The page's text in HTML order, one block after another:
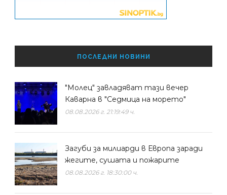
ПОСЛЕДНИ НОВИНИ
"Молец" завладяват тази вечер
Каварна в "Седмица на морето"
08.08.2026 г. 21:19:49 ч.
Загуби за милиарди в Европа заради
жегите, сушата и пожарите
08.08.2026 г. 18:30:00 ч.